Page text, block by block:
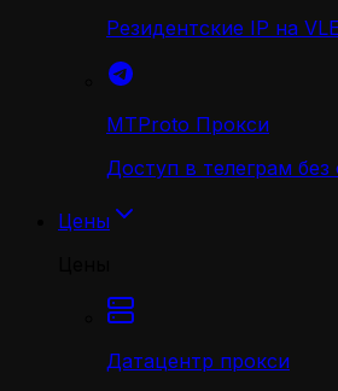
Резидентские IP на
MTProto Прокси
Доступ в телеграм без
Цены
Датацентр прокси